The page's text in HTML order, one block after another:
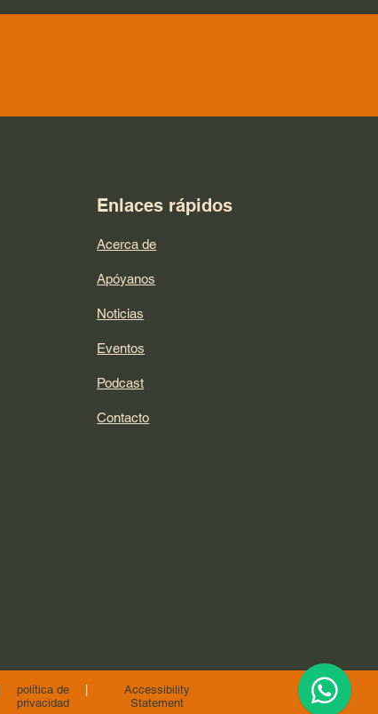
Enlaces rápidos
Acerca de
Apóyanos
Noticias
Eventos
Podcast
Contacto
política de
privacidad
Accessibility
Statement